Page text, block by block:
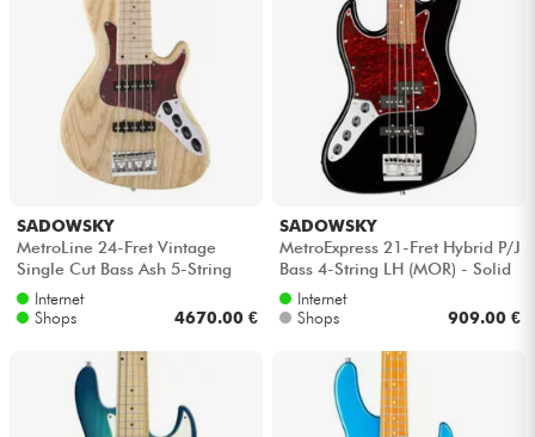
SADOWSKY
MetroLine 24-Fret Vintage
Single Cut Bass Ash 5-String
(Germany, MN) - Natural trans.
s...
Internet
Shops
4670.00 €
SADOWSKY
MetroExpress 21-Fret Hybrid P/J
Bass 4-String LH (MOR) - Solid
blackInternet
Shops
909.00 €